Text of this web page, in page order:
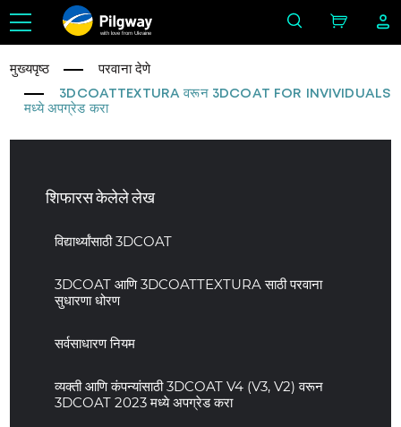
with love from Ukraine
मुख्यपृष्ठ
परवाना देणे
3DCOATTEXTURA वरून 3DCOAT FOR INVIVIDUALS
मध्ये अपग्रेड करा
शिफारस केलेले लेख
विद्यार्थ्यांसाठी 3DCOAT
3DCOAT आणि 3DCOATTEXTURA साठी परवाना
सुधारणा धोरण
सर्वसाधारण नियम
व्यक्ती आणि कंपन्यांसाठी 3DCOAT V4 (V3, V2) वरून
3DCOAT 2023 मध्ये अपग्रेड करा